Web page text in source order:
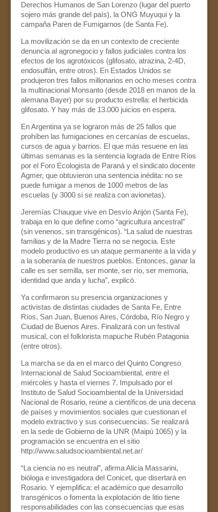
Derechos Humanos de San Lorenzo (lugar del puerto
sojero más grande del país), la ONG Muyuqui y la
campaña Paren de Fumigarnos (de Santa Fe).
La movilización se da en un contexto de creciente
denuncia al agronegocio y fallos judiciales contra los
efectos de los agrotóxicos (glifosato, atrazina, 2-4D,
endosulfán, entre otros). En Estados Unidos se
produjeron tres fallos millonarios en ocho meses contra
la multinacional Monsanto (desde 2018 en manos de la
alemana Bayer) por su producto estrella: el herbicida
glifosato. Y hay más de 13.000 juicios en espera.
En Argentina ya se lograron más de 25 fallos que
prohíben las fumigaciones en cercanías de escuelas,
cursos de agua y barrios. El que más resuene en las
últimas semanas es la sentencia lograda de Entre Ríos
por el Foro Ecologista de Paraná y el sindicato docente
Agmer, que obtuvieron una sentencia inédita: no se
puede fumigar a menos de 1000 metros de las
escuelas (y 3000 si se realiza con avionetas).
Jeremías Chauque vive en Desvío Arijón (Santa Fe),
trabaja en lo que define como “agricultura ancestral”
(sin venenos, sin transgénicos). “La salud de nuestras
familias y de la Madre Tierra no se negocia. Este
modelo productivo es un ataque permanente a la vida y
a la soberanía de nuestros pueblos. Entonces, ganar la
calle es ser semilla, ser monte, ser río, ser memoria,
identidad que anda y lucha”, explicó.
Ya confirmaron su presencia organizaciones y
activistas de distintas ciudades de Santa Fe, Entre
Ríos, San Juan, Buenos Aires, Córdoba, Río Negro y
Ciudad de Buenos Aires. Finalizará con un festival
musical, con el folklorista mapuche Rubén Patagonia
(entre otros).
La marcha se da en el marco del Quinto Congreso
Internacional de Salud Socioambiental, entre el
miércoles y hasta el viernes 7. Impulsado por el
Instituto de Salud Socioambiental de la Universidad
Nacional de Rosario, reúne a científicos de una decena
de países y movimientos sociales que cuestionan el
modelo extractivo y sus consecuencias. Se realizará
en la sede de Gobierno de la UNR (Maipú 1065) y la
programación se encuentra en el sitio
http://www.saludsocioambiental.net.ar/
“La ciencia no es neutral”, afirma Alicia Massarini,
bióloga e investigadora del Conicet, que disertará en
Rosario. Y ejemplifica: el académico que desarrollo
transgénicos o fomenta la explotación de litio tiene
responsabilidades con las consecuencias que esas